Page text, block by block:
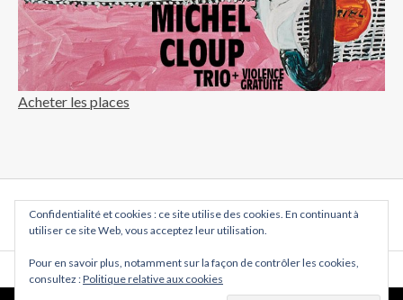
Acheter les places
Posts navigation NEXT
Confidentialité et cookies : ce site utilise des cookies. En continuant à
utiliser ce site Web, vous acceptez leur utilisation.
Pour en savoir plus, notamment sur la façon de contrôler les cookies,
consultez :Politique relative aux cookies